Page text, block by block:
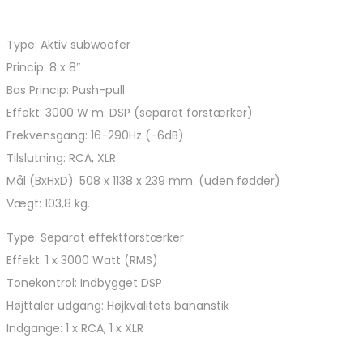
Type: Aktiv subwoofer
Princip: 8 x 8″
Bas Princip: Push-pull
Effekt: 3000 W m. DSP (separat forstærker)
Frekvensgang: 16-290Hz (-6dB)
Tilslutning: RCA, XLR
Mål (BxHxD): 508 x 1138 x 239 mm. (uden fødder)
Vægt: 103,8 kg.
Type: Separat effektforstærker
Effekt: 1 x 3000 Watt (RMS)
Tonekontrol: Indbygget DSP
Højttaler udgang: Højkvalitets bananstik
Indgange: 1 x RCA, 1 x XLR